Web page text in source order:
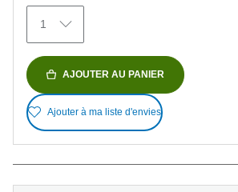
1
AJOUTER AU PANIER
Ajouter à ma liste d'envies